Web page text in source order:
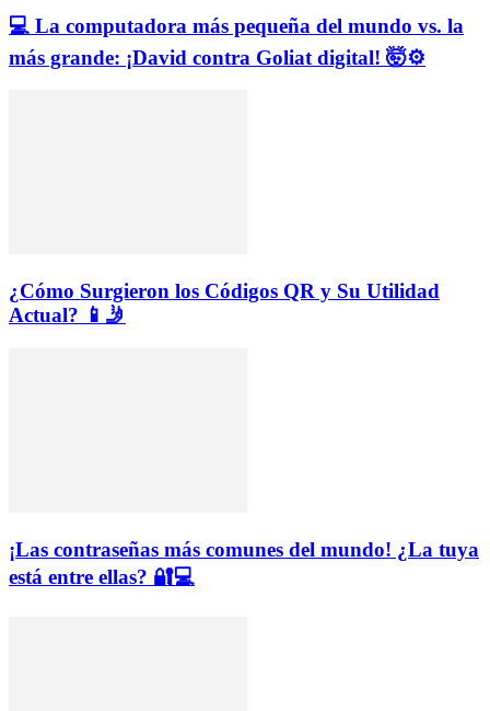
💻 La computadora más pequeña del mundo vs. la
más grande: ¡David contra Goliat digital! 🤯⚙️
¿Cómo Surgieron los Códigos QR y Su Utilidad
Actual? 📱🤳
¡Las contraseñas más comunes del mundo! ¿La tuya
está entre ellas? 🔐💻